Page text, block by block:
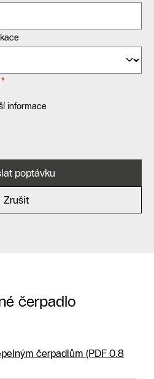
*
informace
poptávku
Zrušit
čerpadlo
čerpadlům (PDF 0.8